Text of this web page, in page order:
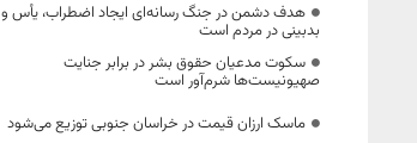
هدف دشمن در جنگ رسانه‌ای ایجاد اضطراب، یأس و
بدبینی در مردم است
سکوت مدعیان حقوق بشر در برابر جنایت
صهیونیست‌ها شرم‌آور است
ماسک ارزان قیمت در خراسان جنوبی توزیع می‌شود